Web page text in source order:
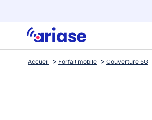
Accueil Forfait mobile Couverture 5G